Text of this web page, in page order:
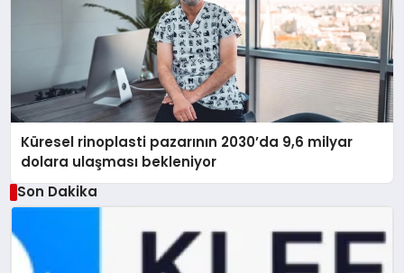
Küresel rinoplasti pazarının 2030’da 9,6 milyar
dolara ulaşması bekleniyor
Son Dakika